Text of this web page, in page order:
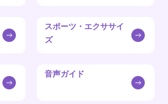
スポーツ・エクササイ
ズ
音声ガイド